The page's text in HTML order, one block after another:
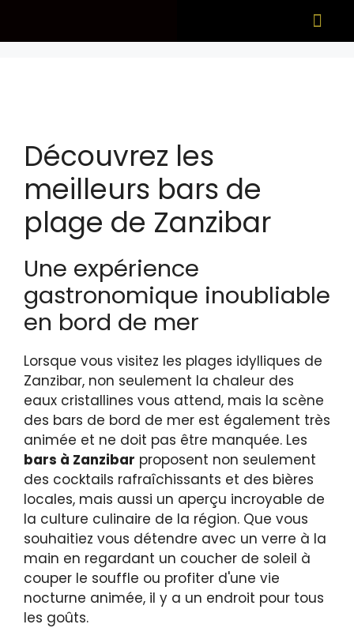
Découvrez les
meilleurs bars de
plage de Zanzibar
Une expérience
gastronomique inoubliable
en bord de mer
Lorsque vous visitez les plages idylliques de
Zanzibar, non seulement la chaleur des
eaux cristallines vous attend, mais la scène
des bars de bord de mer est également très
animée et ne doit pas être manquée. Les
bars à Zanzibar proposent non seulement
des cocktails rafraîchissants et des bières
locales, mais aussi un aperçu incroyable de
la culture culinaire de la région. Que vous
souhaitiez vous détendre avec un verre à la
main en regardant un coucher de soleil à
couper le souffle ou profiter d'une vie
nocturne animée, il y a un endroit pour tous
les goûts.